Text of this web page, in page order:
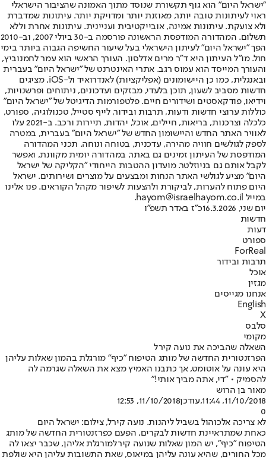
"ישראל היום" הוא גוף תקשורת שנוסד מתוך האמונה שהציבור הישראלי
ראוי לעיתונות טובה יותר, מאוזנת יותר ומדויקת יותר. עיתונות שמדברת
ולא צועקת. עיתונות אמינה, אובייקטיבית ועניינית. עיתונות אחרת וללא
תשלום. המהדורה המודפסת הראשונה פורסמה ב-30 ביולי 2007, וב-2010
הפך "ישראל היום" לעיתון הישראלי בעל שיעור החשיפה הגבוה ביותר בימי
חול. מו"ל העיתון היא ד"ר מרים אדלסון. העורך הראשי הוא עמר לחמנוביץ,
והעורך המייסד הוא עמוס רגב. אתרי האינטרנט של "ישראל היום" בעברית
ובאנגלית, כמו כן היישומונים (אפליקציות) לאנדרואיד ול-iOS, מציגים
חדשות מסביב לשעון, תוכן בלעדי, מבזקים ועדכונים, ניתוחים ופרשנויות,
וידיאו, פודקאסטים ושידורים חיים. פלטפורמות הדיגיטל של "ישראל היום"
כוללות ערוצי חדשות ודעות, תרבות ובידור, לייף סטייל, טכנולוגיה, ספורט,
כלכלה וצרכנות, בריאות, חיילים, אוכל, יהדות, תיירות ורכב. ב-2021 עלו
לאוויר האתר החדש והיישומון החדש של "ישראל היום" בעברית, במטרה
לספק לגולשים חוויה מהירה, עדכנית, בטוחה ונוחה. תכני המהדורה
המודפסת של העיתון זמינים גם באתר, במהדורה יומית מקוונת, ואפשר
לקבל אותם גם בניוזלטר. מועדון ההטבות הייחודי "הקליקה של ישראל
היום" מציע לגולשי האתר הנחות ומבצעים על מוצרים ושירותים. ישראל
היום פתוח להערות, לביקורת ולהצעות לשיפור מקהל הקוראים. פנו אלינו
במייל hayom@israelhayom.co.il.
יום שני, 16.3.2026
כ"ז באדר תשפ"ו
חדשות
דעות
ספורט
ForReal
תרבות ובידור
אוכל
מגזין
אנחנו מגייסים
English
X
סלבס
מקומי
השאלה שהביכה את נועה קירל
הפרזנטורית החדשה של מותג הטיפוח "כיף" מורגלת בהמון שאלות עליהן
היא עונה על אוטומט, אך כתבנו האמיץ מצא את השאלה שגרמה לה
להסמיק • "די, אתה מביך אותי!"
מאור בן הרוש
11/10/2018, 11:44
,עודכן11/10/2018, 12:53
0
לא צריכה אלכוהול בשביל ליהנות. נועה קירל, צילום: ישראל היום
כאחת שמתראיינת חדשות לבקרים, הפעם כפרזנטורית החדשה של מותג
הטיפוח "כיף", יש המון שאלות שנועה קירלמורגלת אליהן, שכבר יצאו לה
מכל החורים, שהיא עונה עליהן במיאוס, שאת התשובות עליהן היא שולפת